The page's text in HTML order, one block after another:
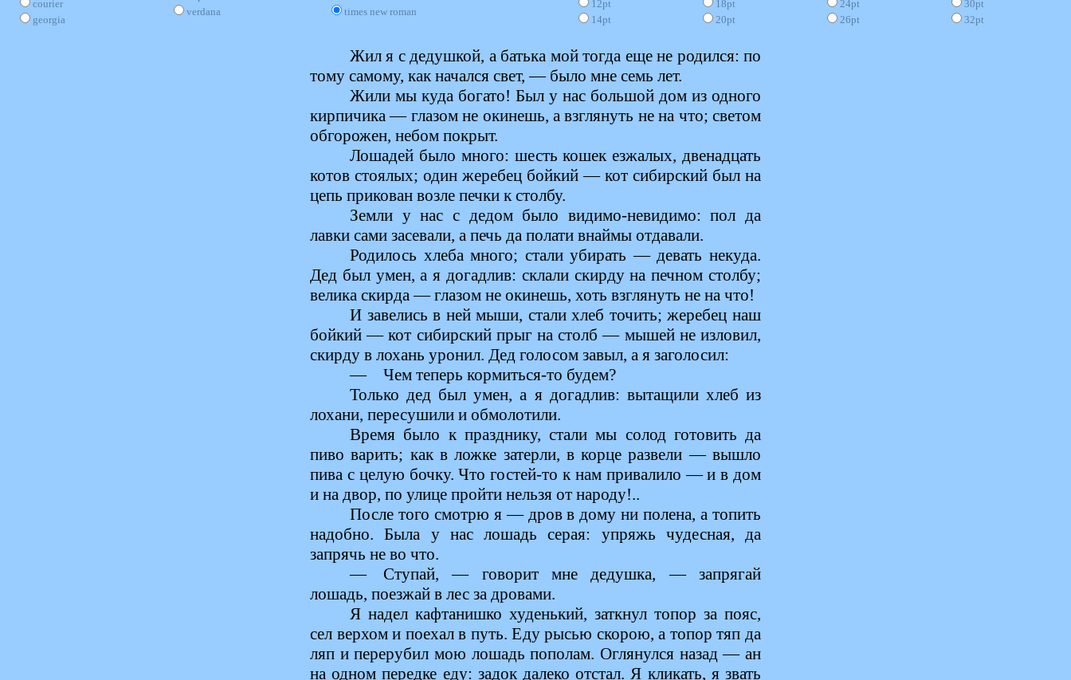
courier
georgia
verdana
times new roman
12pt
14pt
18pt
20pt
24pt
26pt
30pt
32pt
Жил я с дедушкой, а батька мой тогда еще не родился: по
тому самому, как начался свет, — было мне семь лет.
Жили мы куда богато! Был у нас большой дом из одного
кирпичика — глазом не окинешь, а взглянуть не на что; светом
обгорожен, небом покрыт.
Лошадей было много: шесть кошек езжалых, двенадцать
котов стоялых; один жеребец бойкий — кот сибирский был на
цепь прикован возле печки к столбу.
Земли у нас с дедом было видимо-невидимо: пол да
лавки сами засевали, а печь да полати внаймы отдавали.
Родилось хлеба много; стали убирать — девать некуда.
Дед был умен, а я догадлив: склали скирду на печном столбу;
велика скирда — глазом не окинешь, хоть взглянуть не на что!
И завелись в ней мыши, стали хлеб точить; жеребец наш
бойкий — кот сибирский прыг на столб — мышей не изловил,
скирду в лохань уронил. Дед голосом завыл, а я заголосил:
— Чем теперь кормиться-то будем?
Только дед был умен, а я догадлив: вытащили хлеб из
лохани, пересушили и обмолотили.
Время было к празднику, стали мы солод готовить да
пиво варить; как в ложке затерли, в корце развели — вышло
пива с целую бочку. Что гостей-то к нам привалило — и в дом
и на двор, по улице пройти нельзя от народу!..
После того смотрю я — дров в дому ни полена, а топить
надобно. Была у нас лошадь серая: упряжь чудесная, да
запрячь не во что.
— Ступай, — говорит мне дедушка, — запрягай
лошадь, поезжай в лес за дровами.
Я надел кафтанишко худенький, заткнул топор за пояс,
сел верхом и поехал в путь. Еду рысью скорою, а топор тяп да
ляп и перерубил мою лошадь пополам. Оглянулся назад — ан
на одном передке еду: задок далеко отстал. Я кликать, я звать